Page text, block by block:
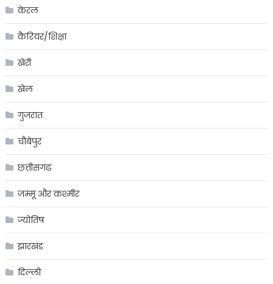
केरल
कैरियर/शिक्षा
खेरी
खेल
गुजरात
चौबेपुर
छत्तीसगढ
जम्मू और कश्मीर
ज्योतिष
झारखंड
दिल्ली